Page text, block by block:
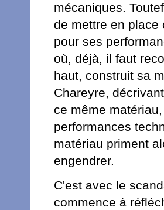
mécaniques.
de mettre en place
pour ses
où, déjà, il faut
haut, construit sa
Chareyre,
ce même
performances
matériau priment
engendrer.
C'est avec le
commence à